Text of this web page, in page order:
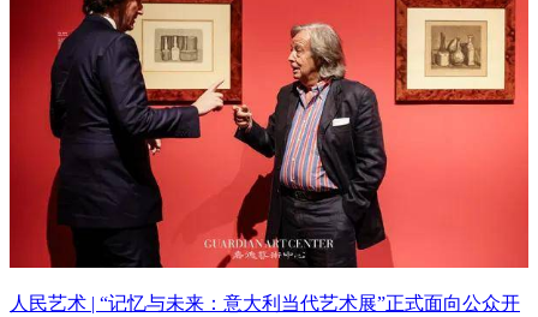
人民艺术 | “记忆与未来：意大利当代艺术展”正式面向公众开